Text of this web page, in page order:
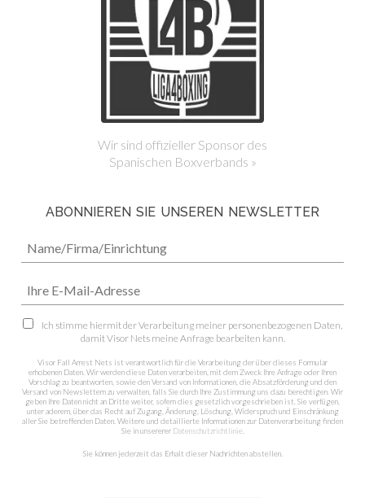
Wir sind offizieller Sponsor des
Spanischen Boxverbands »
ABONNIEREN SIE UNSEREN NEWSLETTER
Ich stimme hiermit der Verarbeitung meiner personenbezogenen Daten,
damit Visor Nets meine Anfrage bearbeiten kann.
Visor Fall Arrest Nets ist verantwortlich für die Verarbeitung der über dieses Formular
erhobenen Daten. Wir werden diese Daten verarbeiten, mit dem Zweck Ihre Anfrage oder Ihren
Vorschlag zu beantworten, sowie den Versand von Informationen, die Absatzförderung und den
Versand von Newslettern zu verwalten, falls Sie durch Ihre Zustimmung uns dazu berechtigen. Wir
geben Ihre Daten nicht an Dritte weiter, sofern dies gesetzlich vorgeschrieben ist. Sie verfügen,
unter aderem, über das Recht auf Zugang, Änderung, Löschung, Widerspruch und Einschränkung
aller Sie betreffenden Daten. Weitere und detaillierte Informationen zur Datenverarbeitung finden
Sie in unsererer Datenschutzrichtlinie
Sie können jederzeit das Erhalt dieser Nachrichten abstellen.